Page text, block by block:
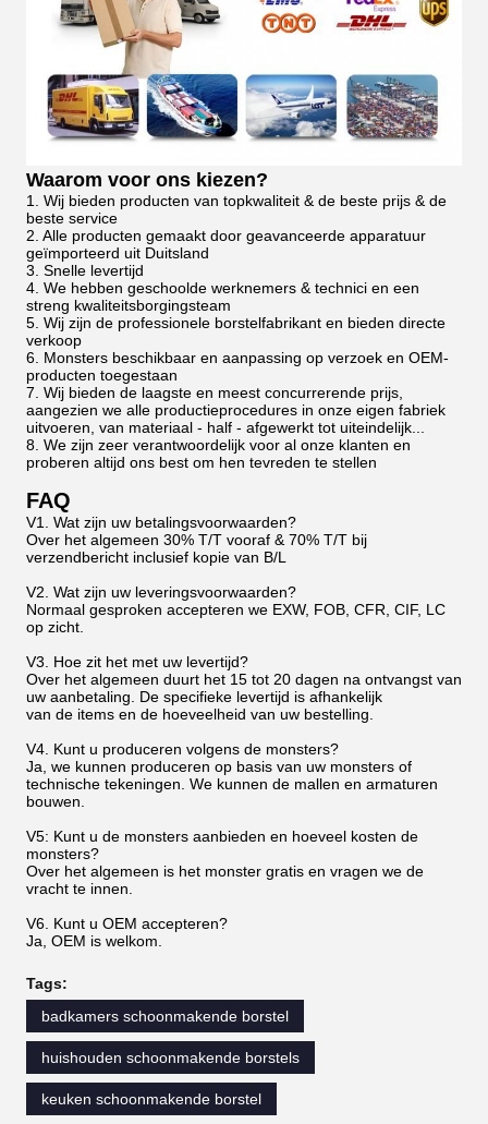
Waarom voor ons kiezen?
1. Wij bieden producten van topkwaliteit & de beste prijs & de
beste service
2. Alle producten gemaakt door geavanceerde apparatuur
geïmporteerd uit Duitsland
3. Snelle levertijd
4. We hebben geschoolde werknemers & technici en een
streng kwaliteitsborgingsteam
5. Wij zijn de professionele borstelfabrikant en bieden directe
verkoop
6. Monsters beschikbaar en aanpassing op verzoek en OEM-
producten toegestaan
7. Wij bieden de laagste en meest concurrerende prijs,
aangezien we alle productieprocedures in onze eigen fabriek
uitvoeren, van materiaal - half - afgewerkt tot uiteindelijk...
8. We zijn zeer verantwoordelijk voor al onze klanten en
proberen altijd ons best om hen tevreden te stellen
FAQ
V1. Wat zijn uw betalingsvoorwaarden?
Over het algemeen 30% T/T vooraf & 70% T/T bij
verzendbericht inclusief kopie van B/L
V2. Wat zijn uw leveringsvoorwaarden?
Normaal gesproken accepteren we EXW, FOB, CFR, CIF, LC
op zicht.
V3. Hoe zit het met uw levertijd?
Over het algemeen duurt het 15 tot 20 dagen na ontvangst van
uw aanbetaling. De specifieke levertijd is afhankelijk
van de items en de hoeveelheid van uw bestelling.
V4. Kunt u produceren volgens de monsters?
Ja, we kunnen produceren op basis van uw monsters of
technische tekeningen. We kunnen de mallen en armaturen
bouwen.
V5: Kunt u de monsters aanbieden en hoeveel kosten de
monsters?
Over het algemeen is het monster gratis en vragen we de
vracht te innen.
V6. Kunt u OEM accepteren?
Ja, OEM is welkom.
Tags:
badkamers schoonmakende borstel
huishouden schoonmakende borstels
keuken schoonmakende borstel